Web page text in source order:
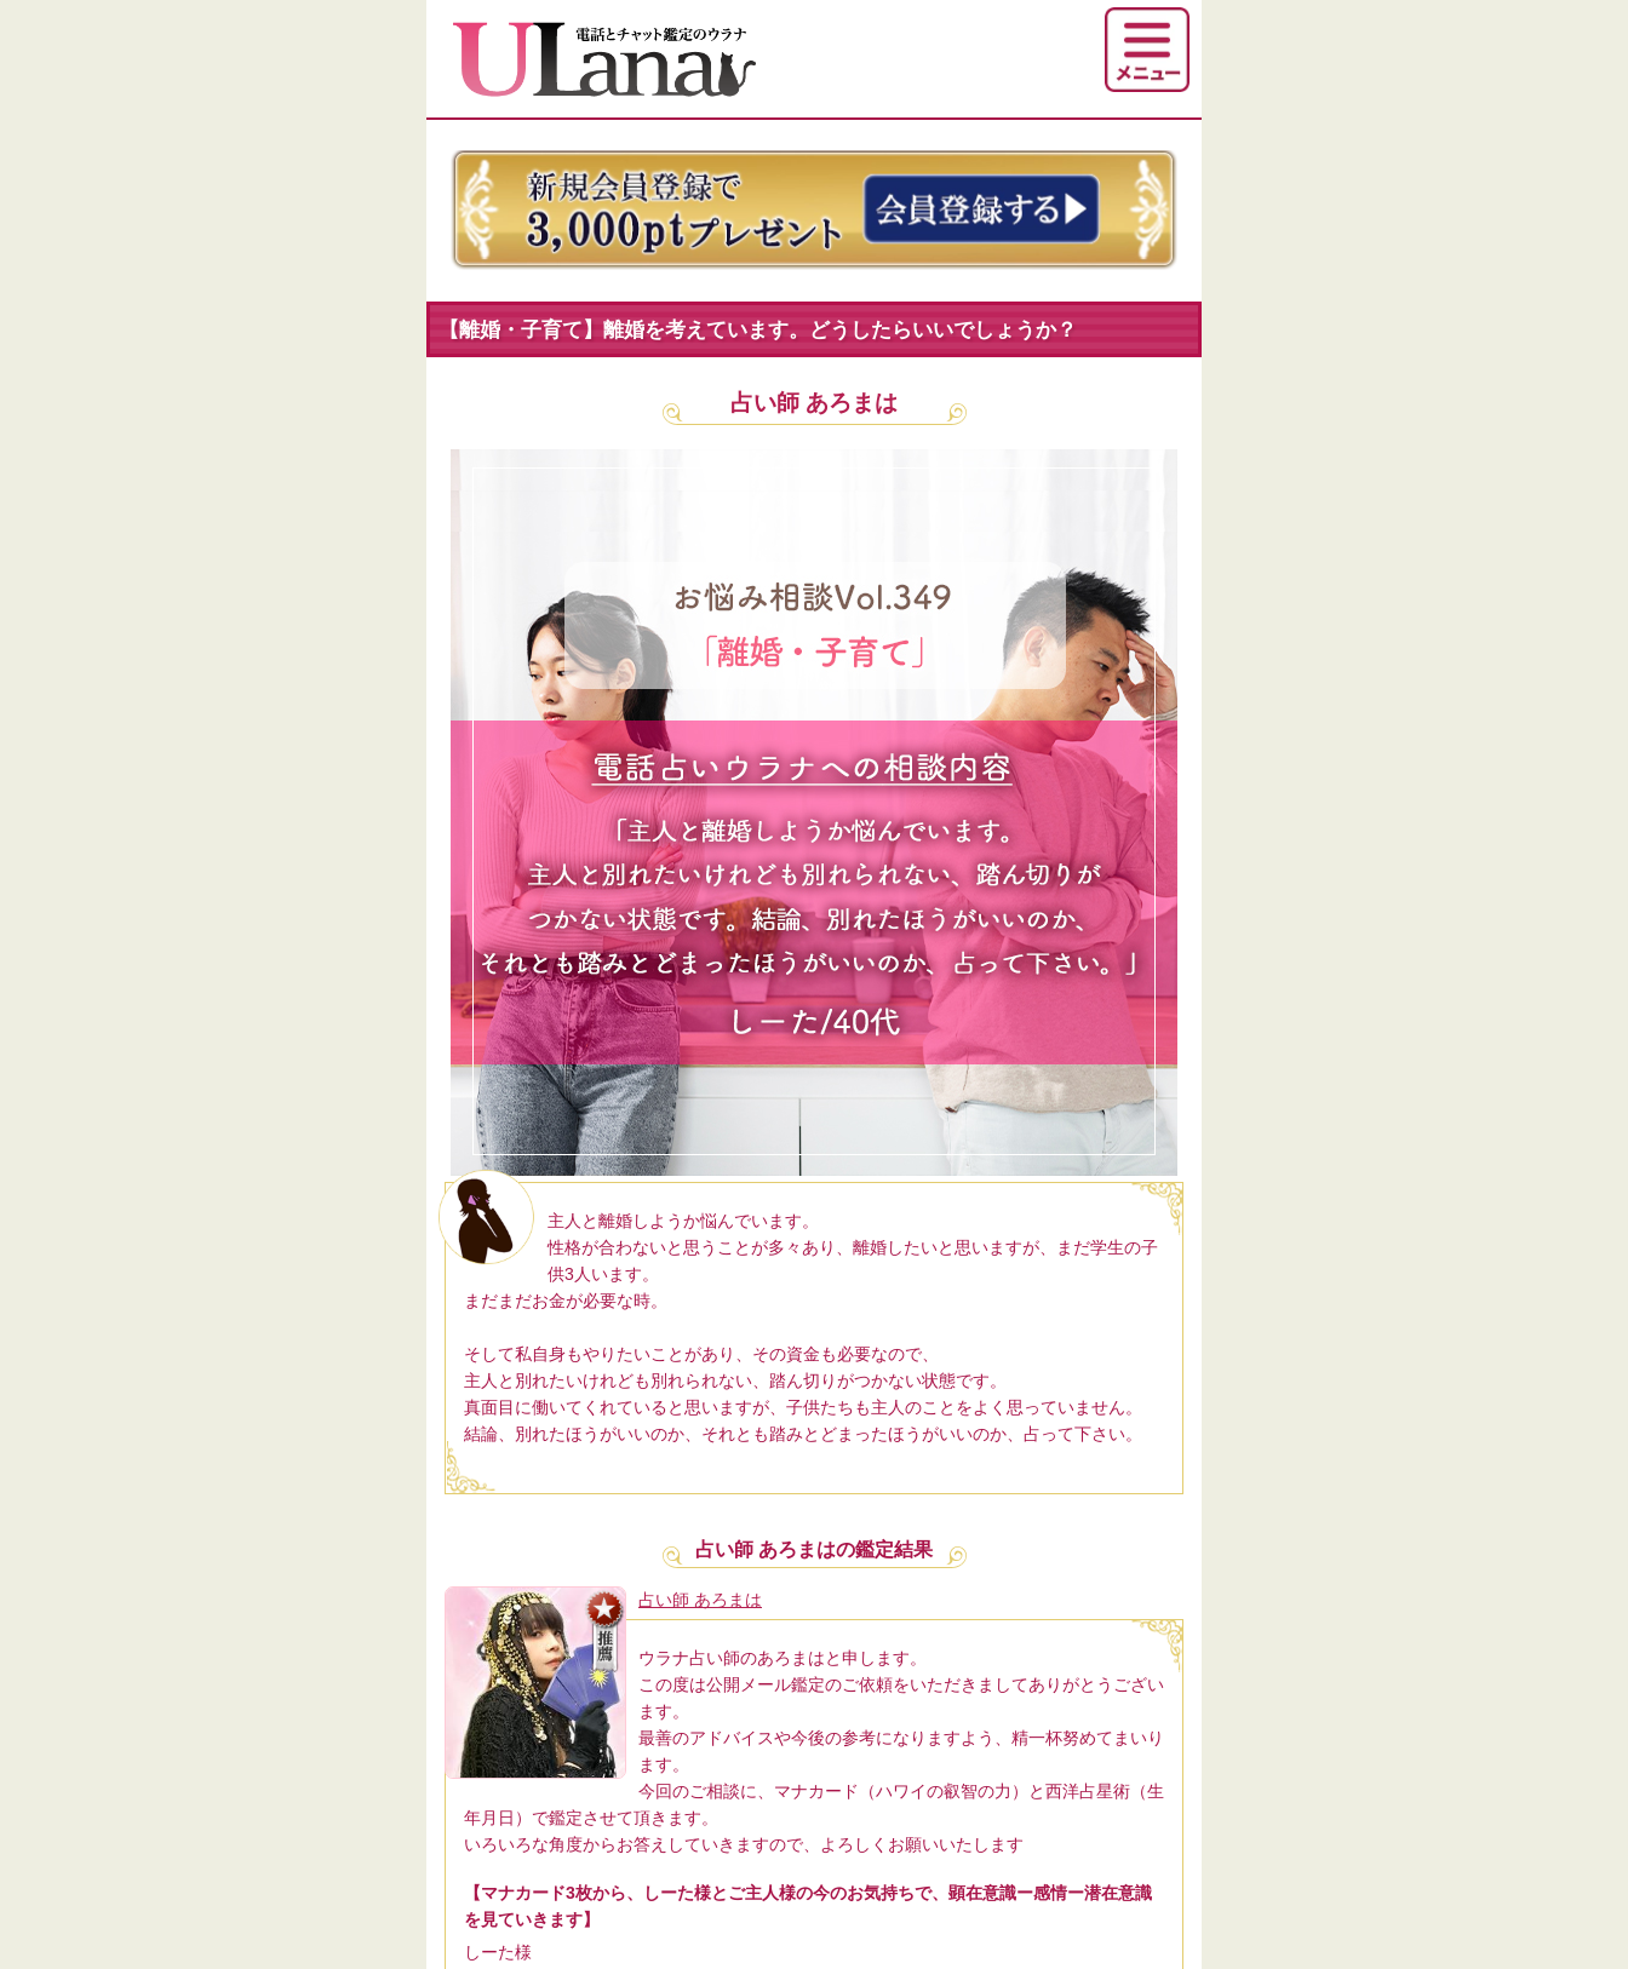
【離婚・子育て】離婚を考えています。どうしたらいいでしょうか？
占い師 あろまは
主人と離婚しようか悩んでいます。
性格が合わないと思うことが多々あり、離婚したいと思いますが、まだ学生の子
供3人います。
まだまだお金が必要な時。
そして私自身もやりたいことがあり、その資金も必要なので、
主人と別れたいけれども別れられない、踏ん切りがつかない状態です。
真面目に働いてくれていると思いますが、子供たちも主人のことをよく思っていません。
結論、別れたほうがいいのか、それとも踏みとどまったほうがいいのか、占って下さい。
占い師 あろまはの鑑定結果
占い師 あろまは
ウラナ占い師のあろまはと申します。
この度は公開メール鑑定のご依頼をいただきましてありがとうござい
ます。
最善のアドバイスや今後の参考になりますよう、精一杯努めてまいり
ます。
今回のご相談に、マナカード（ハワイの叡智の力）と西洋占星術（生
年月日）で鑑定させて頂きます。
いろいろな角度からお答えしていきますので、よろしくお願いいたします
【マナカード3枚から、しーた様とご主人様の今のお気持ちで、顕在意識ー感情ー潜在意識
を見ていきます】
しーた様